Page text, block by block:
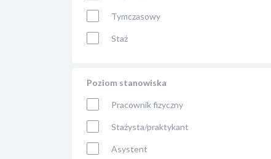
Tymczasowy
Staż
Poziom stanowiska
Pracownik fizyczny
Stażysta/praktykant
Asystent